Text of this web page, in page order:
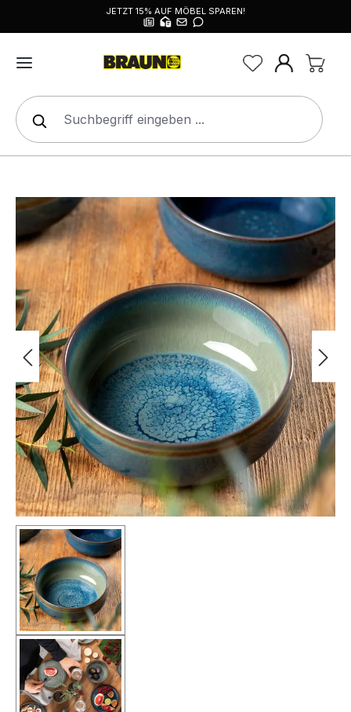
JETZT 15% AUF MÖBEL SPAREN!
Bildergalerie überspringen